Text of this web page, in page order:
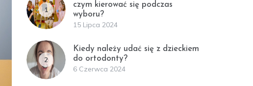
1
czym kierować się podczas
wyboru?
15 Lipca 2024
2
Kiedy należy udać się z dzieckiem
do ortodonty?
6 Czerwca 2024